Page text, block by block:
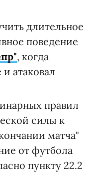
длительное
поведение
, когда
атаковал
правил
силы к
матча"
от футбола
пункту 22.2